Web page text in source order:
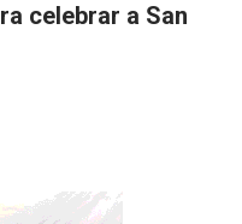
celebrar a San